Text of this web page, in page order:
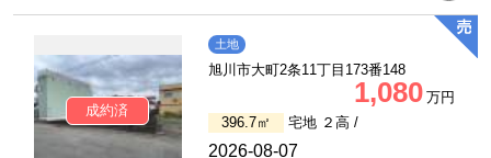
成約済
土地
旭川市大町2条11丁目173番148
1,080 万円
396.7㎡
宅地 ２高 /
2026-08-07